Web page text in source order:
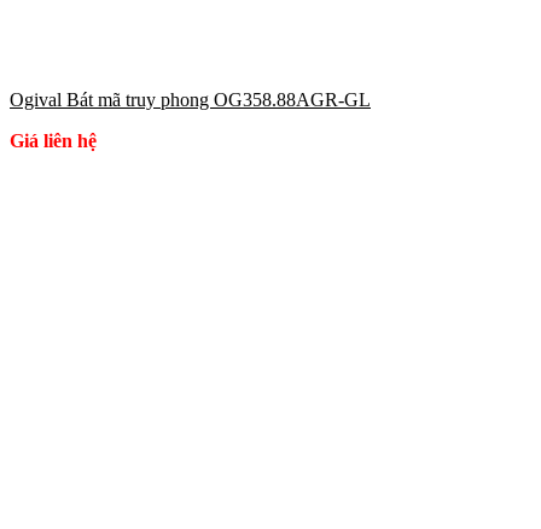
Ogival Bát mã truy phong OG358.88AGR-GL
Giá liên hệ